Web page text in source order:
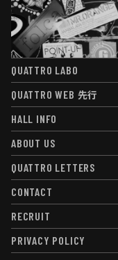
QUATTRO LABO
QUATTRO LABO
QUATTRO WEB 先行
QUATTRO WEB先行
HALL INFO
HALL INFO
ABOUT US
ABOUT US
QUATTRO LETTERS
QUATTRO LETTERS
CONTACT
CONTACT
RECRUIT
RECRUIT
PRIVACY POLICY
PRIVACY POLICY